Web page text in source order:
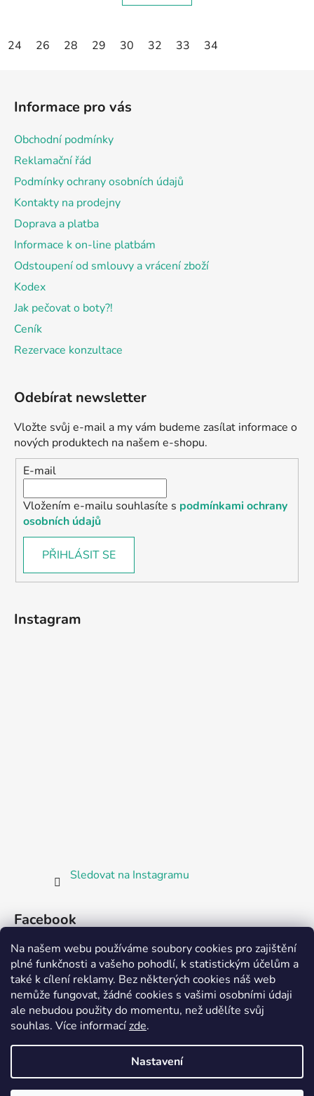
Na našem webu používáme soubory cookies pro zajištění
plné funkčnosti a vašeho pohodlí, k statistickým účelům a
také k cílení reklamy. Bez některých cookies náš web
nemůže fungovat, žádné cookies s vašimi osobními údaji
ale nebudou použity do momentu, než udělíte svůj
souhlas. Více informacízde.
Nastavení
24 26 28 29 30 32 33 34
Informace pro vás
Obchodní podmínky
Reklamační řád
Podmínky ochrany osobních údajů
Kontakty na prodejny
Doprava a platba
Informace k on-line platbám
Odstoupení od smlouvy a vrácení zboží
Kodex
Jak pečovat o boty?!
Ceník
Rezervace konzultace
Odebírat newsletter
Vložte svůj e-mail a my vám budeme zasílat informace o
nových produktech na našem e-shopu.
E-mail
Vložením e-mailu souhlasíte s podmínkami ochrany
osobních údajů
PŘIHLÁSIT SE
Instagram
Sledovat na Instagramu
Facebook
Partnerská prodejna Barefoot Plzeň